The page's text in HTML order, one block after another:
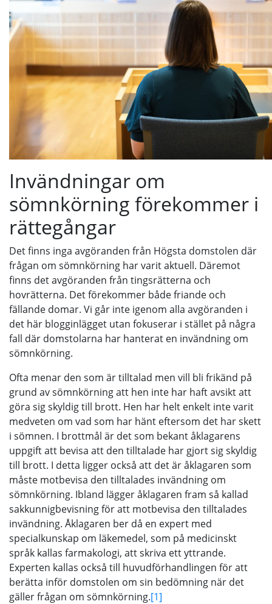
Invändningar om
sömnkörning förekommer i
rättegångar
Det finns inga avgöranden från Högsta domstolen där
frågan om sömnkörning har varit aktuell. Däremot
finns det avgöranden från tingsrätterna och
hovrätterna. Det förekommer både friande och
fällande domar. Vi går inte igenom alla avgöranden i
det här blogginlägget utan fokuserar i stället på några
fall där domstolarna har hanterat en invändning om
sömnkörning.
Ofta menar den som är tilltalad men vill bli frikänd på
grund av sömnkörning att hen inte har haft avsikt att
göra sig skyldig till brott. Hen har helt enkelt inte varit
medveten om vad som har hänt eftersom det har skett
i sömnen. I brottmål är det som bekant åklagarens
uppgift att bevisa att den tilltalade har gjort sig skyldig
till brott. I detta ligger också att det är åklagaren som
måste motbevisa den tilltalades invändning om
sömnkörning. Ibland lägger åklagaren fram så kallad
sakkunnigbevisning för att motbevisa den tilltalades
invändning. Åklagaren ber då en expert med
specialkunskap om läkemedel, som på medicinskt
språk kallas farmakologi, att skriva ett yttrande.
Experten kallas också till huvudförhandlingen för att
berätta inför domstolen om sin bedömning när det
gäller frågan om sömnkörning.[1]